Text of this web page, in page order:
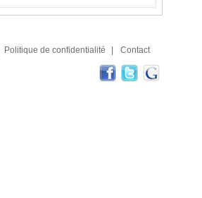
Politique de confidentialité Contact